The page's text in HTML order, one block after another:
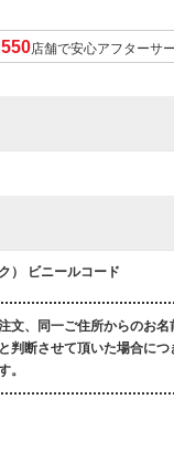
店舗で安心アフターサ
） ビニールコード
文、同一ご住所からのお
判断させて頂いた場合に
。